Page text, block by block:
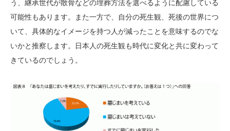
う、継承世代が散骨などの埋葬方法を選べるように配慮している
可能性もあります。また一方で、自分の死生観、死後の世界につ
いて、具体的なイメージを持つ人が減ったことを意味するのでな
いかと推察します。日本人の死生観も時代に変化と共に変わって
きているのでしょう。